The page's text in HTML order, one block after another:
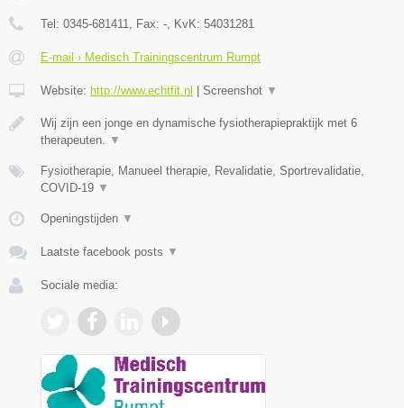
Tel: 0345-681411, Fax: -, KvK: 54031281
E-mail › Medisch Trainingscentrum Rumpt
Website: http://www.echtfit.nl Screenshot ▼
Wij zijn een jonge en dynamische fysiotherapiepraktijk met 6
therapeuten. ▼
Fysiotherapie, Manueel therapie, Revalidatie, Sportrevalidatie,
COVID-19 ▼
Openingstijden ▼
Laatste facebook posts ▼
Sociale media: